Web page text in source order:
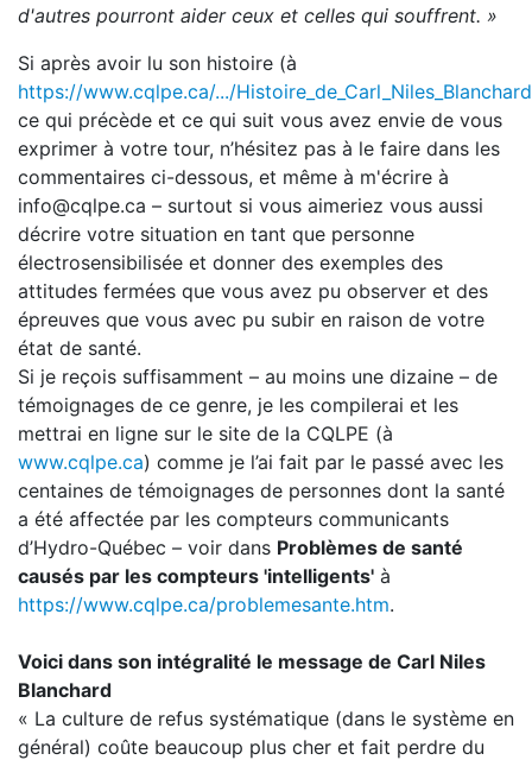
d'autres pourront aider ceux et celles qui souffrent. »
Si après avoir lu son histoire (à
https://www.cqlpe.ca/.../
ce qui précède et ce qui suit vous avez envie de vous
exprimer à votre tour, n’hésitez pas à le faire dans les
commentaires ci-dessous, et même à m'écrire à
info@cqlpe.ca – surtout si vous aimeriez vous aussi
décrire votre situation en tant que personne
électrosensibilisée et donner des exemples des
attitudes fermées que vous avez pu observer et des
épreuves que vous avec pu subir en raison de votre
état de santé.
Si je reçois suffisamment – au moins une dizaine – de
témoignages de ce genre, je les compilerai et les
mettrai en ligne sur le site de la CQLPE (à
www.cqlpe.ca) comme je l’ai fait par le passé avec les
centaines de témoignages de personnes dont la santé
a été affectée par les compteurs communicants
d’Hydro-Québec – voir dans Problèmes de santé
causés par les compteurs 'intelligents' à
https://www.cqlpe.ca/problemesante.htm.
Voici dans son intégralité le message de Carl Niles
Blanchard
« La culture de refus systématique (dans le système en
général) coûte beaucoup plus cher et fait perdre du